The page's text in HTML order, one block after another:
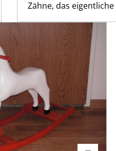
Zähne, das